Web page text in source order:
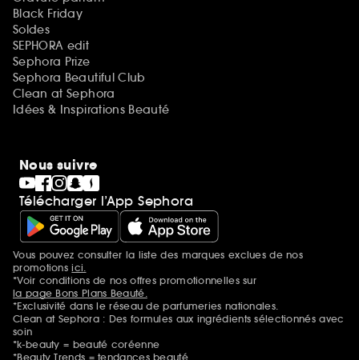
Black Friday
Soldes
SEPHORA edit
Sephora Prize
Sephora Beautiful Club
Clean at Sephora
Idées & Inspirations Beauté
Nous suivre
Télécharger l’App Sephora
Mentions additionnelles
Vous pouvez consulter la liste des marques exclues de nos
promotionsici.
*Voir conditions de nos offres promotionnelles sur
la page Bons Plans Beauté.
*Exclusivité dans le réseau de parfumeries nationales.
Clean at Sephora : Des formules aux ingrédients sélectionnés avec
soin
*k-beauty = beauté coréenne
*Beauty Trends = tendances beauté